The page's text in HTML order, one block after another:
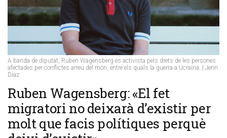
A banda de diputat, Ruben Wagensberg és activista pels drets de les persones
afectades per conflictes arreu del món, entre els quals la guerra a Ucraïna. | Jenn
Díaz
Ruben Wagensberg: «El fet
migratori no deixarà d’existir per
molt que facis polítiques perquè